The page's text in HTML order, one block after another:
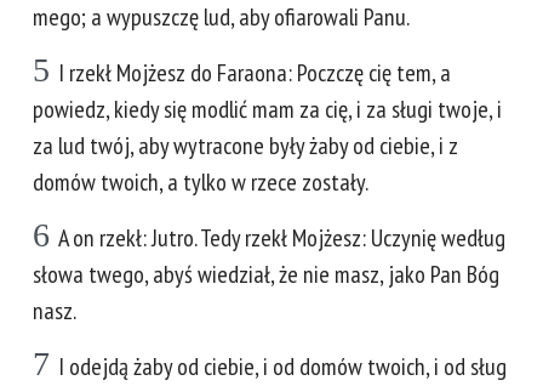
mego; a wypuszczę lud, aby ofiarowali Panu.
5 I rzekł Mojżesz do Faraona: Poczczę cię tem, a
powiedz, kiedy się modlić mam za cię, i za sługi twoje, i
za lud twój, aby wytracone były żaby od ciebie, i z
domów twoich, a tylko w rzece zostały.
6 A on rzekł: Jutro. Tedy rzekł Mojżesz: Uczynię według
słowa twego, abyś wiedział, że nie masz, jako Pan Bóg
nasz.
7 I odejdą żaby od ciebie, i od domów twoich, i od sług